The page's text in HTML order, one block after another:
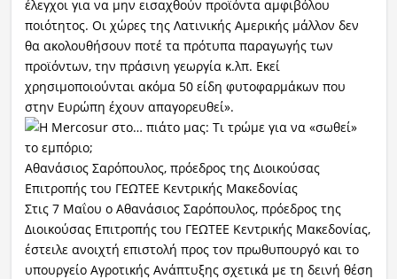
έλεγχοι για να μην εισαχθούν προϊόντα αμφιβόλου
ποιότητος. Οι χώρες της Λατινικής Αμερικής μάλλον δεν
θα ακολουθήσουν ποτέ τα πρότυπα παραγωγής των
προϊόντων, την πράσινη γεωργία κ.λπ. Εκεί
χρησιμοποιούνται ακόμα 50 είδη φυτοφαρμάκων που
στην Ευρώπη έχουν απαγορευθεί».
Αθανάσιος Σαρόπουλος, πρόεδρος της Διοικούσας
Επιτροπής του ΓΕΩΤΕΕ Κεντρικής Μακεδονίας
Στις 7 Μαΐου ο Αθανάσιος Σαρόπουλος, πρόεδρος της
Διοικούσας Επιτροπής του ΓΕΩΤΕΕ Κεντρικής Μακεδονίας,
έστειλε ανοιχτή επιστολή προς τον πρωθυπουργό και το
υπουργείο Αγροτικής Ανάπτυξης σχετικά με τη δεινή θέση